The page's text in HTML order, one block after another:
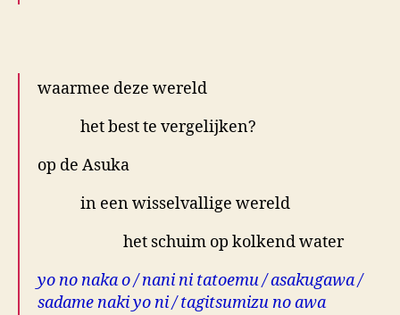
waarmee deze wereld
het best te vergelijken?
op de Asuka
in een wisselvallige wereld
het schuim op kolkend water
yo no naka o / nani ni tatoemu / asakugawa /
sadame naki yo ni / tagitsumizu no awa